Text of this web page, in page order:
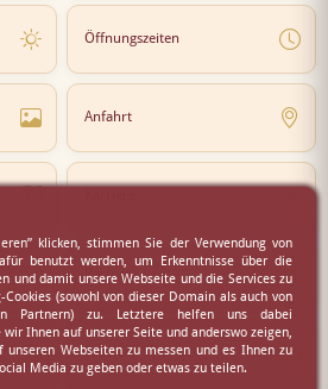
Öffnungszeiten
Anfahrt
Partner
Presse
klicken, stimmen Sie der Verwendung von
benutzt werden, um Erkenntnisse über die
und damit unsere Webseite und die Services zu
Cookies (sowohl von dieser Domain als auch von
Partnern) zu. Letztere helfen uns dabei
Ihnen auf unserer Seite und anderswo zeigen,
unseren Webseiten zu messen und es Ihnen zu
Media zu geben oder etwas zu teilen.